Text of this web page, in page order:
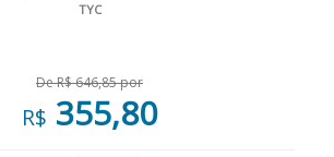
TYC
De R$ 646,85 por
R$ 355,80